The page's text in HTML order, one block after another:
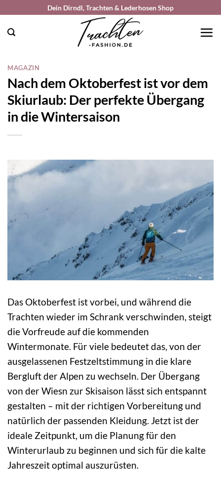
springen
Dein Dirndl, Trachten & Lederhosen Shop
MAGAZIN
Nach dem Oktoberfest ist vor dem
Skiurlaub: Der perfekte Übergang
in die Wintersaison
Das Oktoberfest ist vorbei, und während die
Trachten wieder im Schrank verschwinden, steigt
die Vorfreude auf die kommenden
Wintermonate. Für viele bedeutet das, von der
ausgelassenen Festzeltstimmung in die klare
Bergluft der Alpen zu wechseln. Der Übergang
von der Wiesn zur Skisaison lässt sich entspannt
gestalten – mit der richtigen Vorbereitung und
natürlich der passenden Kleidung. Jetzt ist der
ideale Zeitpunkt, um die Planung für den
Winterurlaub zu beginnen und sich für die kalte
Jahreszeit optimal auszurüsten.